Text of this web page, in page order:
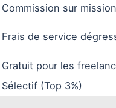
Commission sur mission
Frais de service
Gratuit pour les
Sélectif (Top 3%)